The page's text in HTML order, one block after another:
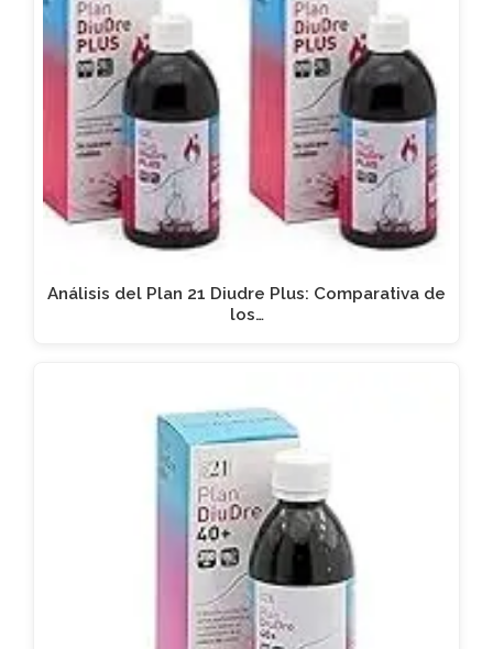
Análisis del Plan 21 Diudre Plus: Comparativa de
los…